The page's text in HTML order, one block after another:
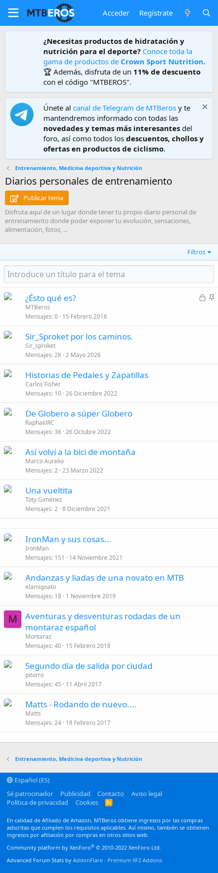
Acceder Regístrate
¿Necesitas productos de hidratación y
nutrición para el deporte? Conoce toda la
gama de productos de Crown Sport Nutrition.
🏆 Además, disfruta de un 11% de descuento
con el código "MTBEROS".
Únete al canal de Telegram de MTBeros y te
mantendremos informado con todas las
novedades y temas más interesantes del
foro, así como todos los descuentos, chollos y
ofertas en productos de ciclismo.
Entrenamiento, Medicina deportiva y Nutrición
Diarios personales de entrenamiento
Publicar tema
Disfruta aquí de un lugar donde tener tu propio diario personal de
entrenamiento donde poder exponer tu evolución, sensaciones,
alimentación, fotos, ...
Filtros
C
A
¿Ésto qué es?
MTBeros
Mensajes 0 15 Febrero 2016
Sir_Sproket por los caminos.
Sir_sproket
Mensajes 2K 2 Mayo 2026
Historias de Pedales y Zapatillas
Carlos Fisher
Mensajes 10 26 Diciembre 2022
De Globero a súper Globero
RaphaëlRC
Mensajes 36 26 Octubre 2022
Así volví a la bici de montaña
Marco Aurelio
Mensajes 2 23 Marzo 2022
Una vueltita
Toty Giménez
Mensajes 2 8 Diciembre 2021
IronMan y sus cosas...
IronMan
Mensajes 151 14 Noviembre 2021
Andanzas y liadas de una novato en MTB
elamigoato
Mensajes 18 1 Noviembre 2019
M
Aventuras y desventuras rodadas de un
montaraz español
Montaraz
Mensajes 40 15 Febrero 2018
Segundo día de salida por ciudad
pitorro
Mensajes 45 11 Abril 2017
Matts - Rodando de nuevo....
Matts
Mensajes 24 18 Febrero 2017
Entrenamiento, Medicina deportiva y Nutrición
Español (ES)
Sé patrocinador
Publicidad Contacto
Aviso legal
Política de privacidad
Cookies
R
En calidad de Afiliado de Amazon, MTBeros obtiene ingresos por las compras
adscritas que cumplen los requisitos aplicables. Así mismo, también se obtienen
ingresos por afiliación por compras en otros sitios web.
Community platform by XenForo® © 2010-2022 XenForo Ltd.
Advanced Forum Stats by AddonFlare - Premium XF2 Addons